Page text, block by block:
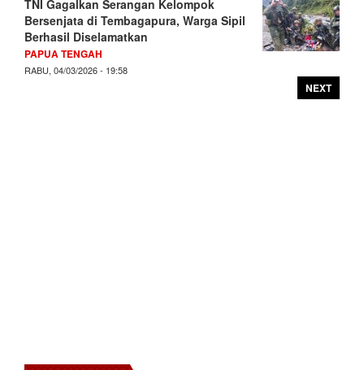
TNI Gagalkan Serangan Kelompok
Bersenjata di Tembagapura, Warga Sipil
Berhasil Diselamatkan
PAPUA TENGAH
RABU, 04/03/2026 - 19:58
NEXT